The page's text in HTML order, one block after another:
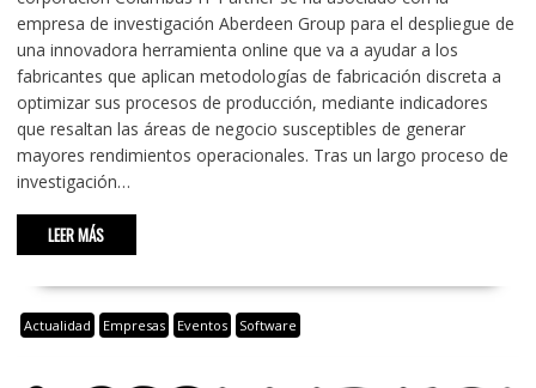
empresa de investigación Aberdeen Group para el despliegue de
una innovadora herramienta online que va a ayudar a los
fabricantes que aplican metodologías de fabricación discreta a
optimizar sus procesos de producción, mediante indicadores
que resaltan las áreas de negocio susceptibles de generar
mayores rendimientos operacionales. Tras un largo proceso de
investigación…
LEER MÁS
Actualidad Empresas Eventos Software